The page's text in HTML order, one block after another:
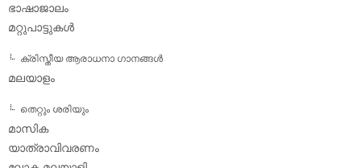
ഭാഷാജാലം
മറ്റുപാട്ടുകള്‍
ക്രിസ്തീയ ആരാധനാ ഗാനങ്ങള്‍
മലയാളം
തെറ്റും ശരിയും
മാസിക
യാത്രാവിവരണം